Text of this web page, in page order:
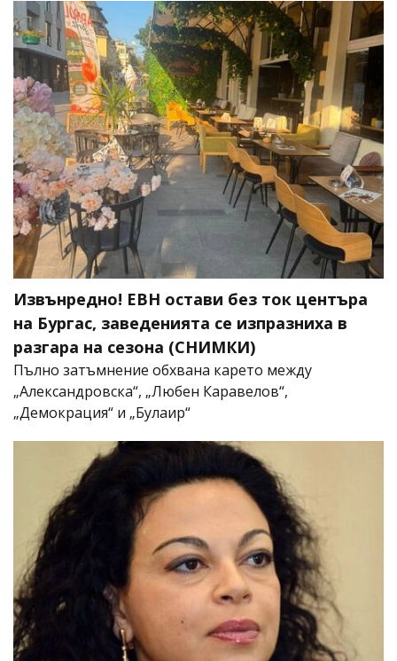
Извънредно! ЕВН остави без ток центъра
на Бургас, заведенията се изпразниха в
разгара на сезона (СНИМКИ)
Пълно затъмнение обхвана карето между
„Александровска“, „Любен Каравелов“,
„Демокрация“ и „Булаир“